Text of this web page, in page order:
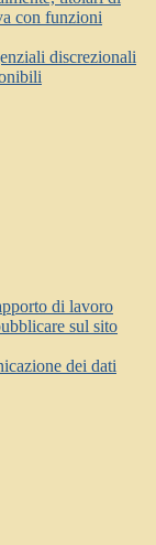
con funzioni
discrezionali
di lavoro
sul sito
dei dati